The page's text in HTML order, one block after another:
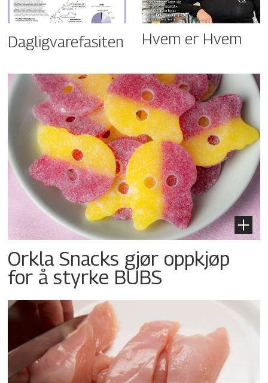
Dagligvarefasiten Hvem er Hvem
Orkla Snacks gjør oppkjøp
for å styrke BUBS